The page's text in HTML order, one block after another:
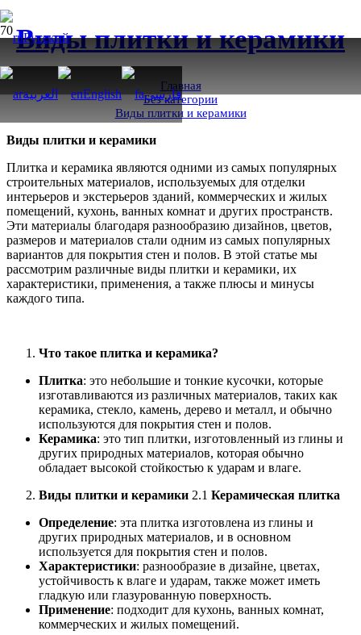
Русский
العربية English فارسی
Виды плитки и керамики
Главная
Без категории
Виды плитки и керамики
Виды плитки и керамики
Плитка и керамика являются одними из самых популярных
строительных материалов, используемых для отделки
интерьеров и экстерьеров зданий, коммерческих и жилых
помещений, кухонь, ванных комнат и других пространств.
Эти материалы благодаря разнообразию дизайнов, цветов,
размеров и материалов стали одним из самых популярных
вариантов для покрытия стен и полов. В этой статье мы
рассмотрим различные виды плитки и керамики, их
характеристики, применения, а также плюсы и минусы
каждого типа.
Что такое плитка и керамика?
Плитка: это небольшие и тонкие кусочки, которые
изготавливаются из различных материалов, таких как
керамика, стекло, камень, дерево и металл, и обычно
используются для покрытия стен и полов.
Керамика: это тип плитки, изготовленный из глины и
других природных материалов, которая обычно
обладает высокой стойкостью к ударам и влаге.
Виды плитки и керамики 2.1 Керамическая плитка
Определение: эта плитка изготовлена из глины и
других природных материалов, и в основном
используется для покрытия стен и полов.
Характеристики: разнообразие в дизайне, цветах,
устойчивость к влаге и ударам, также может иметь
гладкую или глазурованную поверхность.
Применение: подходит для кухонь, ванных комнат,
коммерческих и жилых помещений.